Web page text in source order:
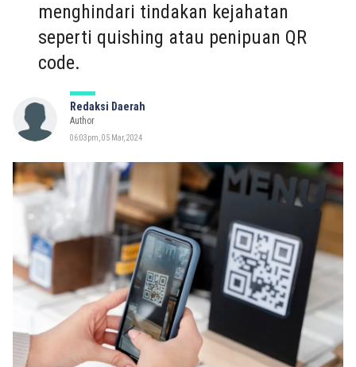
menghindari tindakan kejahatan
seperti quishing atau penipuan QR
code.
Redaksi Daerah
Author
06:03pm, 05 Mar, 2024